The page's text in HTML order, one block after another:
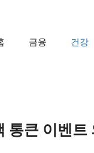
금융 건강
통큰 이벤트